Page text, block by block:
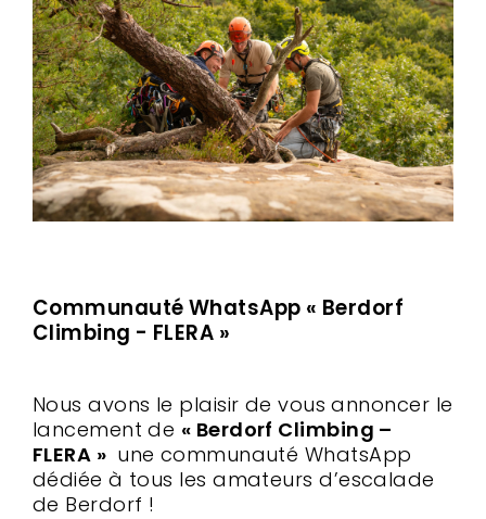
Communauté WhatsApp « Berdorf
Climbing - FLERA »
Nous avons le plaisir de vous annoncer le
lancement de « Berdorf Climbing –
FLERA » une communauté WhatsApp
dédiée à tous les amateurs d’escalade
de Berdorf !